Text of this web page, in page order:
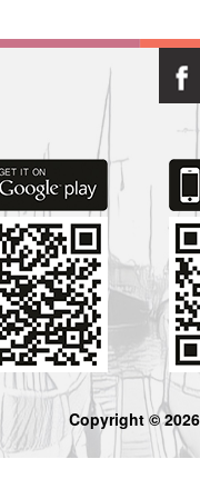
Copyright © 2026